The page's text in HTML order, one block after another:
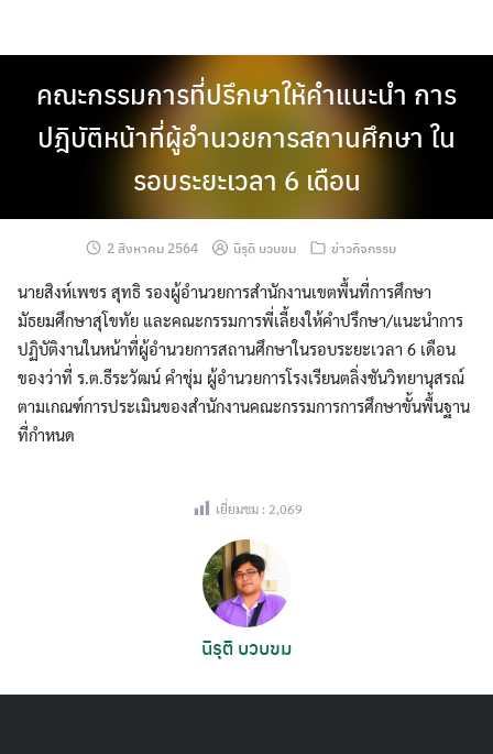
content
คณะกรรมการที่ปรึกษาให้คำแนะนำ การ
ปฎิบัติหน้าที่ผู้อำนวยการสถานศึกษา ใน
รอบระยะเวลา 6 เดือน
2 สิงหาคม 2564 นิรุติ บวบขม ข่าวกิจกรรม
นายสิงห์เพชร สุทธิ รองผู้อำนวยการสำนักงานเขตพื้นที่การศึกษา
มัธยมศึกษาสุโขทัย และคณะกรรมการพี่เลี้ยงให้คำปรึกษา/แนะนำการ
ปฏิบัติงานในหน้าที่ผู้อำนวยการสถานศึกษาในรอบระยะเวลา 6 เดือน
ของว่าที่ ร.ต.ธีระวัฒน์ คำชุ่ม ผู้อำนวยการโรงเรียนตลิ่งชันวิทยานุสรณ์
ตามเกณฑ์การประเมินของสำนักงานคณะกรรมการการศึกษาขั้นพื้นฐาน
ที่กำหนด
เยี่ยมชม : 2,069
นิรุติ บวบขม